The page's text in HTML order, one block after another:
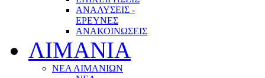
ΑΝΑΛΥΣΕΙΣ -
ΕΡΕΥΝΕΣ
ΑΝΑΚΟΙΝΩΣΕΙΣ
ΛΙΜΑΝΙΑ
ΝΕΑ ΛΙΜΑΝΙΩΝ